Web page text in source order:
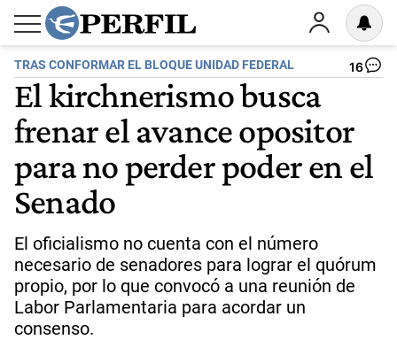
TRAS CONFORMAR EL BLOQUE UNIDAD FEDERAL 16
El kirchnerismo busca
frenar el avance opositor
para no perder poder en el
Senado
El oficialismo no cuenta con el número
necesario de senadores para lograr el quórum
propio, por lo que convocó a una reunión de
Labor Parlamentaria para acordar un
consenso.